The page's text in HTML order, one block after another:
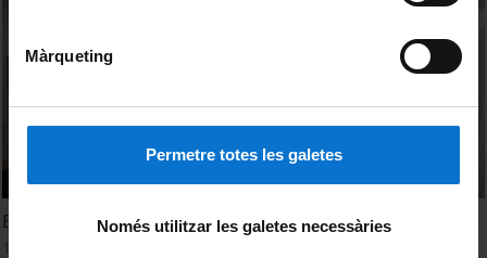
Màrqueting
Permetre totes les galetes
Només utilitzar les galetes necessàries
Endinsant-nos en l'àtom amb el sincrotró Alba